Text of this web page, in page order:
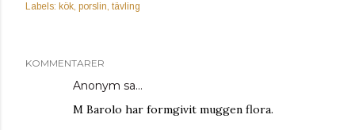
Labels: kök porslin tävling
KOMMENTARER
Anonym sa…
M Barolo har formgivit muggen flora.